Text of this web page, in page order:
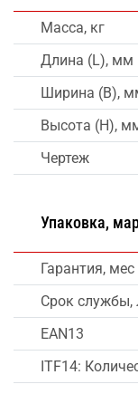
Масса, кг
Длина (L), мм
Ширина (B),
Высота (H),
Чертеж
Упаковка,
Гарантия, мес
Срок службы,
EAN13
ITF14: